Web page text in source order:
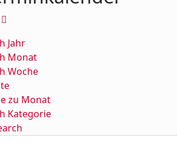
Jahr
Monat
Woche
zu Monat
Kategorie